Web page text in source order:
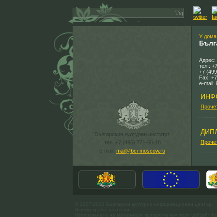
Българския културен институт
тел. +7 (495) 771-60-18
e-mail: mail@bci-moscow.ru
У дома
Адрес:
тел.:
+7
Fax:
e-mail: